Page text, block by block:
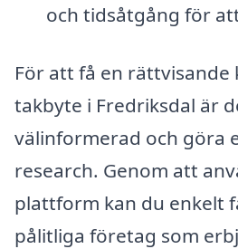
och tidsåtgång för
För att få en
takbyte i Fredriksdal är
välinformerad och göra
research. Genom att
plattform kan du enkelt
pålitliga företag som